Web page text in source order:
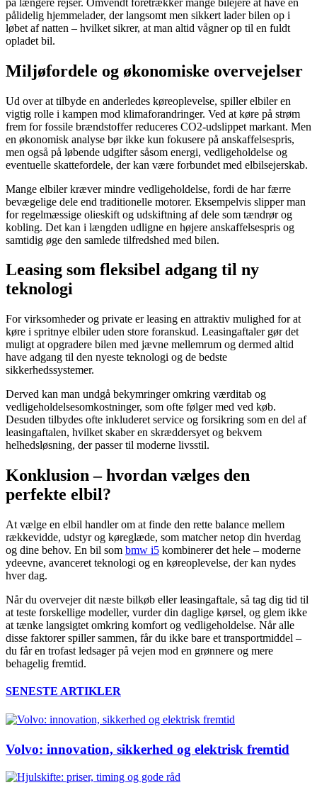
pålidelig hjemmelader, der langsomt men sikkert lader bilen op i
løbet af natten – hvilket sikrer, at man altid vågner op til en fuldt
opladet bil.
Miljøfordele og økonomiske overvejelser
Ud over at tilbyde en anderledes køreoplevelse, spiller elbiler en
vigtig rolle i kampen mod klimaforandringer. Ved at køre på strøm
frem for fossile brændstoffer reduceres CO2-udslippet markant. Men
en økonomisk analyse bør ikke kun fokusere på anskaffelsespris,
men også på løbende udgifter såsom energi, vedligeholdelse og
eventuelle skattefordele, der kan være forbundet med elbilsejerskab.
Mange elbiler kræver mindre vedligeholdelse, fordi de har færre
bevægelige dele end traditionelle motorer. Eksempelvis slipper man
for regelmæssige olieskift og udskiftning af dele som tændrør og
kobling. Det kan i længden udligne en højere anskaffelsespris og
samtidig øge den samlede tilfredshed med bilen.
Leasing som fleksibel adgang til ny
teknologi
For virksomheder og private er leasing en attraktiv mulighed for at
køre i spritnye elbiler uden store foran­skud. Leasingaftaler gør det
muligt at opgradere bilen med jævne mellemrum og dermed altid
have adgang til den nyeste teknologi og de bedste
sikkerhedssystemer.
Derved kan man undgå bekymringer omkring værditab og
vedligeholdelsesomkostninger, som ofte følger med ved køb.
Desuden tilbydes ofte inkluderet service og forsikring som en del af
leasingaftalen, hvilket skaber en skræddersyet og bekvem
helhedsløsning, der passer til moderne livsstil.
Konklusion – hvordan vælges den
perfekte elbil?
At vælge en elbil handler om at finde den rette balance mellem
rækkevidde, udstyr og køreglæde, som matcher netop din hverdag
og dine behov. En bil som bmw i5 kombinerer det hele – moderne
ydeevne, avanceret teknologi og en køreoplevelse, der kan nydes
hver dag.
Når du overvejer dit næste bilkøb eller leasingaftale, så tag dig tid til
at teste forskellige modeller, vurder din daglige kørsel, og glem ikke
at tænke langsigtet omkring komfort og vedligeholdelse. Når alle
disse faktorer spiller sammen, får du ikke bare et transportmiddel –
du får en trofast ledsager på vejen mod en grønnere og mere
behagelig fremtid.
SENESTE ARTIKLER
Volvo: innovation, sikkerhed og elektrisk fremtid